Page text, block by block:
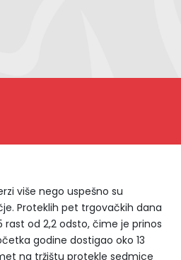
više nego uspešno su
Proteklih pet trgovačkih dana
rast od 2,2 odsto, čime je prinos
godine dostigao oko 13
na tržištu protekle sedmice